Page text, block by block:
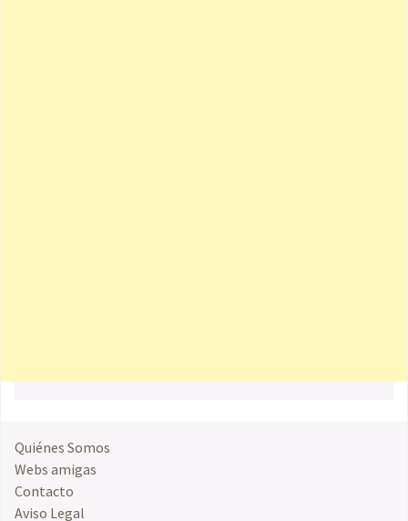
Quiénes Somos
Webs amigas
Contacto
Aviso Legal